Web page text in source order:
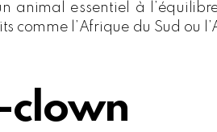
animal essentiel à
comme l’Afrique du Sud ou
clown